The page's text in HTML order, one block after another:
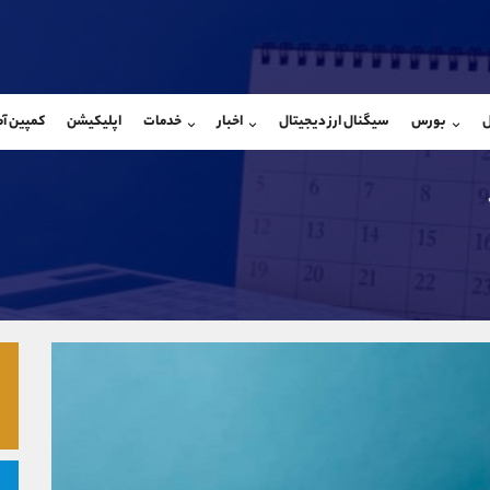
بورس سیگنال ارز دیجیتال اخبار خدمات اپلیکیشن کمپین